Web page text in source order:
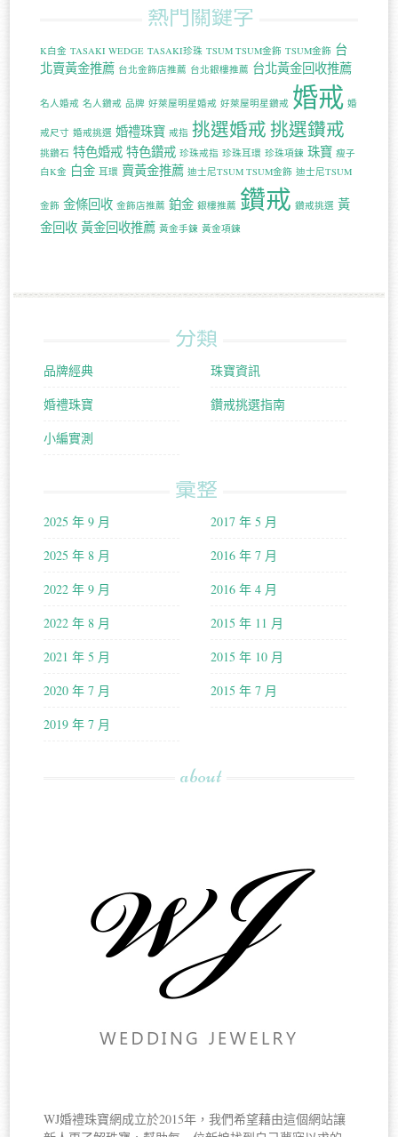
熱門關鍵字
K白金 TASAKI WEDGE TASAKI珍珠 TSUM TSUM金飾 TSUM金飾 台
北賣黃金推薦 台北金飾店推薦 台北銀樓推薦 台北黃金回收推薦
名人婚戒 名人鑽戒 品牌 好萊屋明星婚戒 好萊屋明星鑽戒 婚戒 婚
戒尺寸 婚戒挑選 婚禮珠寶 戒指 挑選婚戒挑選鑽戒
挑鑽石 特色婚戒 特色鑽戒 珍珠戒指 珍珠耳環 珍珠項鍊 珠寶 瘦子
白K金 白金 耳環 賣黃金推薦 迪士尼TSUM TSUM金飾 迪士尼TSUM
金飾 金條回收 金飾店推薦 鉑金 銀樓推薦 鑽戒 鑽戒挑選 黃
金回收 黃金回收推薦 黃金手鍊 黃金項鍊
分類
品牌經典
婚禮珠寶
小編實測
珠寶資訊
鑽戒挑選指南
彙整
2025 年 9 月
2025 年 8 月
2022 年 9 月
2022 年 8 月
2021 年 5 月
2020 年 7 月
2019 年 7 月
2017 年 5 月
2016 年 7 月
2016 年 4 月
2015 年 11 月
2015 年 10 月
2015 年 7 月
about
WJ婚禮珠寶網成立於2015年，我們希望藉由這個網站讓